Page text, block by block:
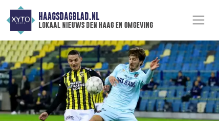
HAAGSDAGBLAD.NL
lokaal nieuws den haag en omgeving